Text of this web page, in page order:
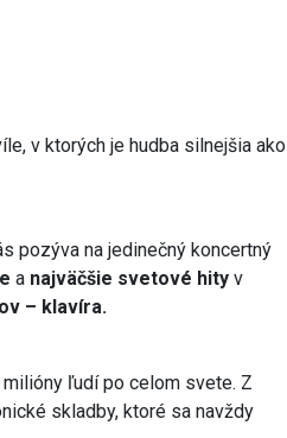
v ktorých je hudba silnejšia ako
pozýva na jedinečný koncertný
a najväčšie svetové hity v
– klavíra.
milióny ľudí po celom svete. Z
skladby, ktoré sa navždy